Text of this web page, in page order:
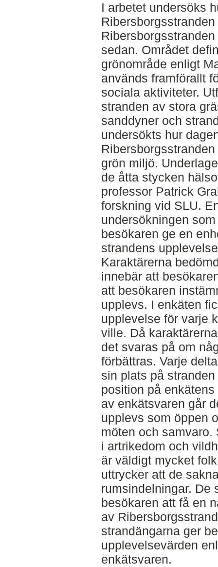
I arbetet undersöks
sedan. Området
grönområde enligt
används framförallt
sociala aktiviteter.
stranden av stora
sanddyner och
undersökts hur
grön miljö.
de åtta stycken
professor Patrick
forskning vid SLU.
undersökningen
besökaren ge en
strandens
Karaktärerna
innebär att
att besökaren
upplevs. I enkäten
upplevelse för varje
ville. Då
det svaras på om
förbättras. Varje
sin plats på
position på
av enkätsvaren går
upplevs som öppen
möten och samvaro.
i artrikedom och
är väldigt mycket
uttrycker att de
rumsindelningar. De
besökaren att få en
av
strandängarna ger
upplevelsevärden
enkätsvaren.